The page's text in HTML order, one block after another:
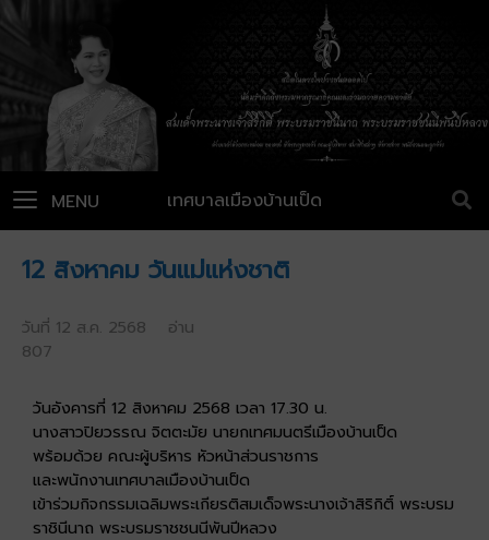
เทศบาลเมืองบ้านเป็ด
MENU
12 สิงหาคม วันแม่แห่งชาติ
วันที่ 12 ส.ค. 2568 อ่าน
807
วันอังคารที่ 12 สิงหาคม 2568 เวลา 17.30 น.
นางสาวปิยวรรณ จิตตะมัย นายกเทศมนตรีเมืองบ้านเป็ด
พร้อมด้วย คณะผู้บริหาร หัวหน้าส่วนราชการ
และพนักงานเทศบาลเมืองบ้านเป็ด
เข้าร่วมกิจกรรมเฉลิมพระเกียรติสมเด็จพระนางเจ้าสิริกิติ์ พระบรม
ราชินีนาถ พระบรมราชชนนีพันปีหลวง